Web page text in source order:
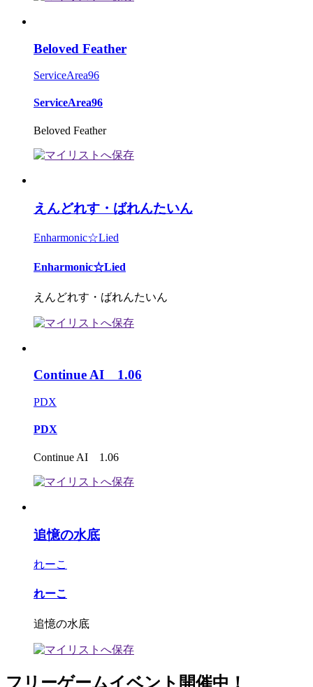
Beloved Feather
ServiceArea96
ServiceArea96
Beloved Feather
えんどれす・ばれんたいん
Enharmonic☆Lied
Enharmonic☆Lied
えんどれす・ばれんたいん
Continue AI 1.06
PDX
PDX
Continue AI 1.06
追憶の水底
れーこ
れーこ
追憶の水底
フリーゲームイベント開催中！